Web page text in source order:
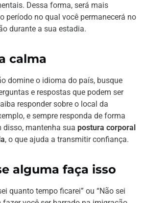
Dessa forma, será mais
período no qual você permanecerá no
durante a sua estadia.
calma
domine o idioma do país, busque
e respostas que podem ser
responder sobre o local da
e sempre responda de forma
disso, mantenha sua postura corporal
, o que ajuda a transmitir confiança.
alguma faça isso
quanto tempo ficarei” ou “Não sei